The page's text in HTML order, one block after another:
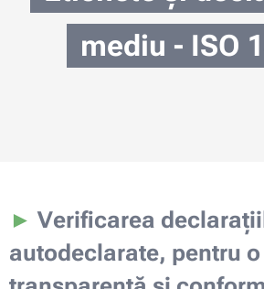
mediu - ISO
► Verificarea
autodeclarate, pentru